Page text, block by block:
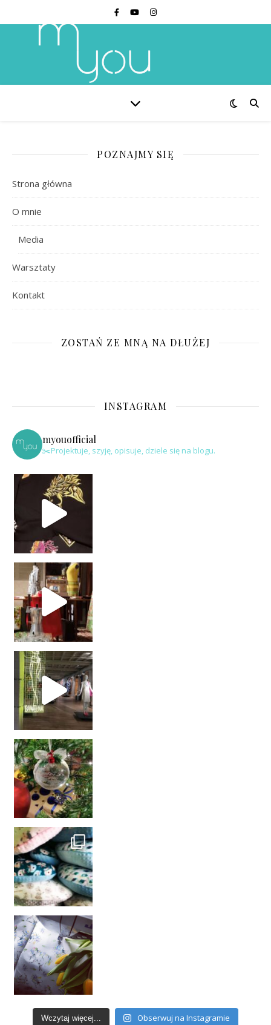
POZNAJMY SIĘ
Strona główna
O mnie
Media
Warsztaty
Kontakt
ZOSTAŃ ZE MNĄ NA DŁUŻEJ
INSTAGRAM
myouofficial
✂️Projektuje, szyję, opisuje, dziele się na blogu.
Wczytaj więcej... Obserwuj na Instagramie